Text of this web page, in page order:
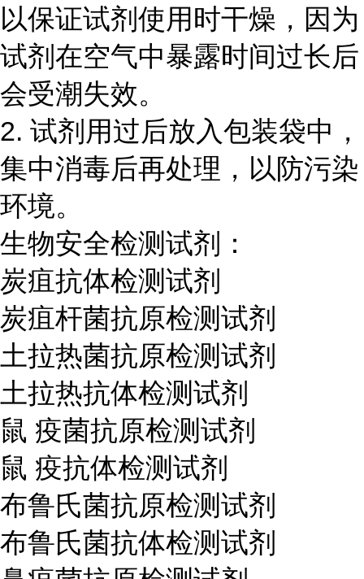
以保证试剂使用时干燥，因为
试剂在空气中暴露时间过长后
会受潮失效。
2. 试剂用过后放入包装袋中，
集中消毒后再处理，以防污染
环境。
生物安全检测试剂：
炭疽抗体检测试剂
炭疽杆菌抗原检测试剂
土拉热菌抗原检测试剂
土拉热抗体检测试剂
鼠 疫菌抗原检测试剂
鼠 疫抗体检测试剂
布鲁氏菌抗原检测试剂
布鲁氏菌抗体检测试剂